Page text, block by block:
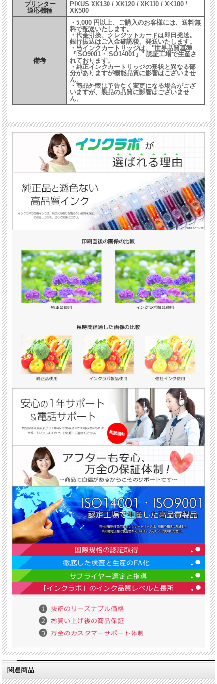
プリンター
適応機種
PIXUS XK130 / XK120 / XK110 / XK100 /
XK500
備考
・5,000 円以上、ご購入のお客様には、送料無
料で配送いたします。
・代金引換、クレジットカードは即日発送。
銀行振込はご入金確認後、発送いたします。
・当インクカートリッジは、"世界品質基準
『ISO9001・ISO14001』" 認証工場で生産さ
れております。
・純正インクカートリッジの形状と異なる部
分がありますが機能品質に影響はございませ
ん。
・商品外観は予告なく変更になる場合がござ
いますが、製品の品質に影響はございませ
ん。
関連商品